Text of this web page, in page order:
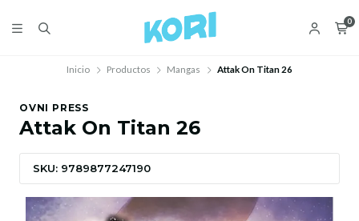
0
Inicio Productos Mangas Attak On Titan 26
OVNI PRESS
Attak On Titan 26
SKU: 9789877247190